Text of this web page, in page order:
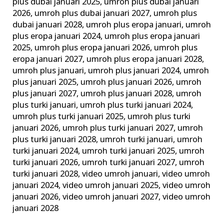
plus dubai januari 2025, umroh plus dubai januari
2026, umroh plus dubai januari 2027, umroh plus
dubai januari 2028, umroh plus eropa januari, umroh
plus eropa januari 2024, umroh plus eropa januari
2025, umroh plus eropa januari 2026, umroh plus
eropa januari 2027, umroh plus eropa januari 2028,
umroh plus januari, umroh plus januari 2024, umroh
plus januari 2025, umroh plus januari 2026, umroh
plus januari 2027, umroh plus januari 2028, umroh
plus turki januari, umroh plus turki januari 2024,
umroh plus turki januari 2025, umroh plus turki
januari 2026, umroh plus turki januari 2027, umroh
plus turki januari 2028, umroh turki januari, umroh
turki januari 2024, umroh turki januari 2025, umroh
turki januari 2026, umroh turki januari 2027, umroh
turki januari 2028,video umroh januari,video umroh
januari 2024,video umroh januari 2025,video umroh
januari 2026,video umroh januari 2027,video umroh
januari 2028